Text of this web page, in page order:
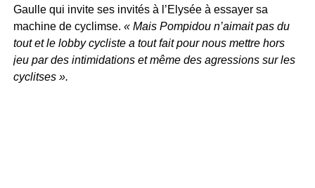
Gaulle qui invite ses invités à l’Elysée à essayer sa
machine de cyclimse. « Mais Pompidou n’aimait pas du
tout et le lobby cycliste a tout fait pour nous mettre hors
jeu par des intimidations et même des agressions sur les
cyclitses ».